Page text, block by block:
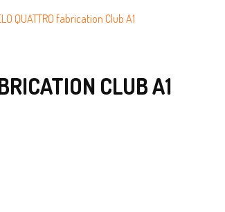
QUATTRO fabrication Club A1
CLUB A1